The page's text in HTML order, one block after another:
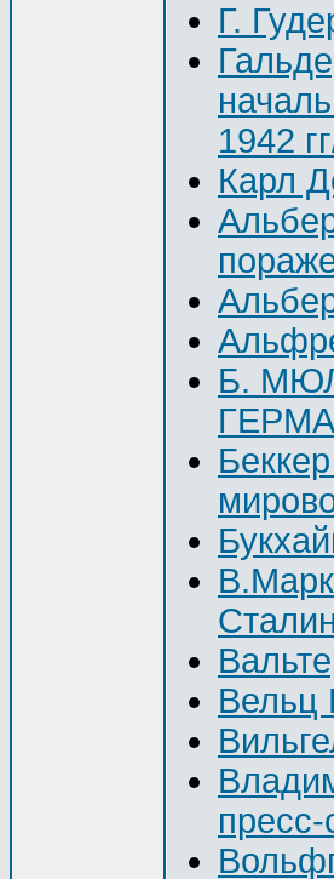
Г.
1942
Карл
Б.
Вельц